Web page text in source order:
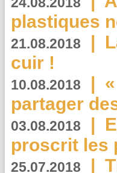
plastiques
21.08.2018 |
cuir !
10.08.2018 |
partager
03.08.2018 |
proscrit les
25.07.2018 |